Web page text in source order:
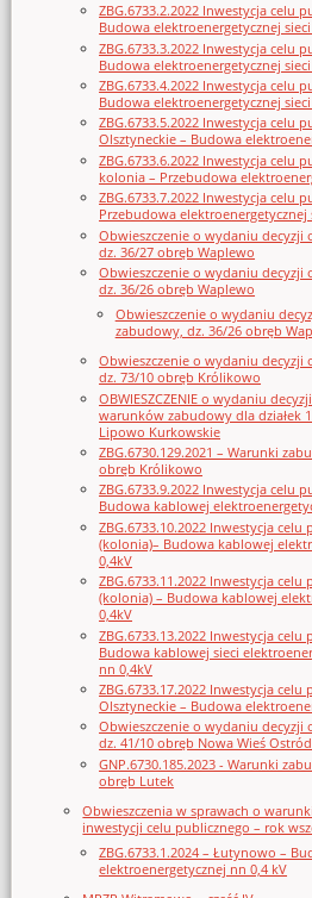
ZBG.6733.2.2022 Inwestycja celu
Budowa elektroenergetycznej
ZBG.6733.3.2022 Inwestycja celu
Budowa elektroenergetycznej
ZBG.6733.4.2022 Inwestycja celu
Budowa elektroenergetycznej
ZBG.6733.5.2022 Inwestycja celu
Olsztyneckie – Budowa
ZBG.6733.6.2022 Inwestycja celu
kolonia – Przebudowa
ZBG.6733.7.2022 Inwestycja celu
Przebudowa elektroenergetycznej
Obwieszczenie o wydaniu decyzji
dz. 36/27 obręb Waplewo
Obwieszczenie o wydaniu decyzji
dz. 36/26 obręb Waplewo
Obwieszczenie o wydaniu
zabudowy, dz. 36/26 obręb
Obwieszczenie o wydaniu decyzji
dz. 73/10 obręb Królikowo
OBWIESZCZENIE o wydaniu
warunków zabudowy dla działek
Lipowo Kurkowskie
ZBG.6730.129.2021 – Warunki
obręb Królikowo
ZBG.6733.9.2022 Inwestycja celu
Budowa kablowej
ZBG.6733.10.2022 Inwestycja
(kolonia)– Budowa kablowej
0,4kV
ZBG.6733.11.2022 Inwestycja celu
(kolonia) – Budowa kablowej
0,4kV
ZBG.6733.13.2022 Inwestycja celu
Budowa kablowej sieci
nn 0,4kV
ZBG.6733.17.2022 Inwestycja
Olsztyneckie – Budowa
Obwieszczenie o wydaniu decyzji
dz. 41/10 obręb Nowa Wieś
GNP.6730.185.2023 - Warunki
obręb Lutek
Obwieszczenia w sprawach o
inwestycji celu publicznego – rok
ZBG.6733.1.2024 – Łutynowo –
elektroenergetycznej nn 0,4 kV